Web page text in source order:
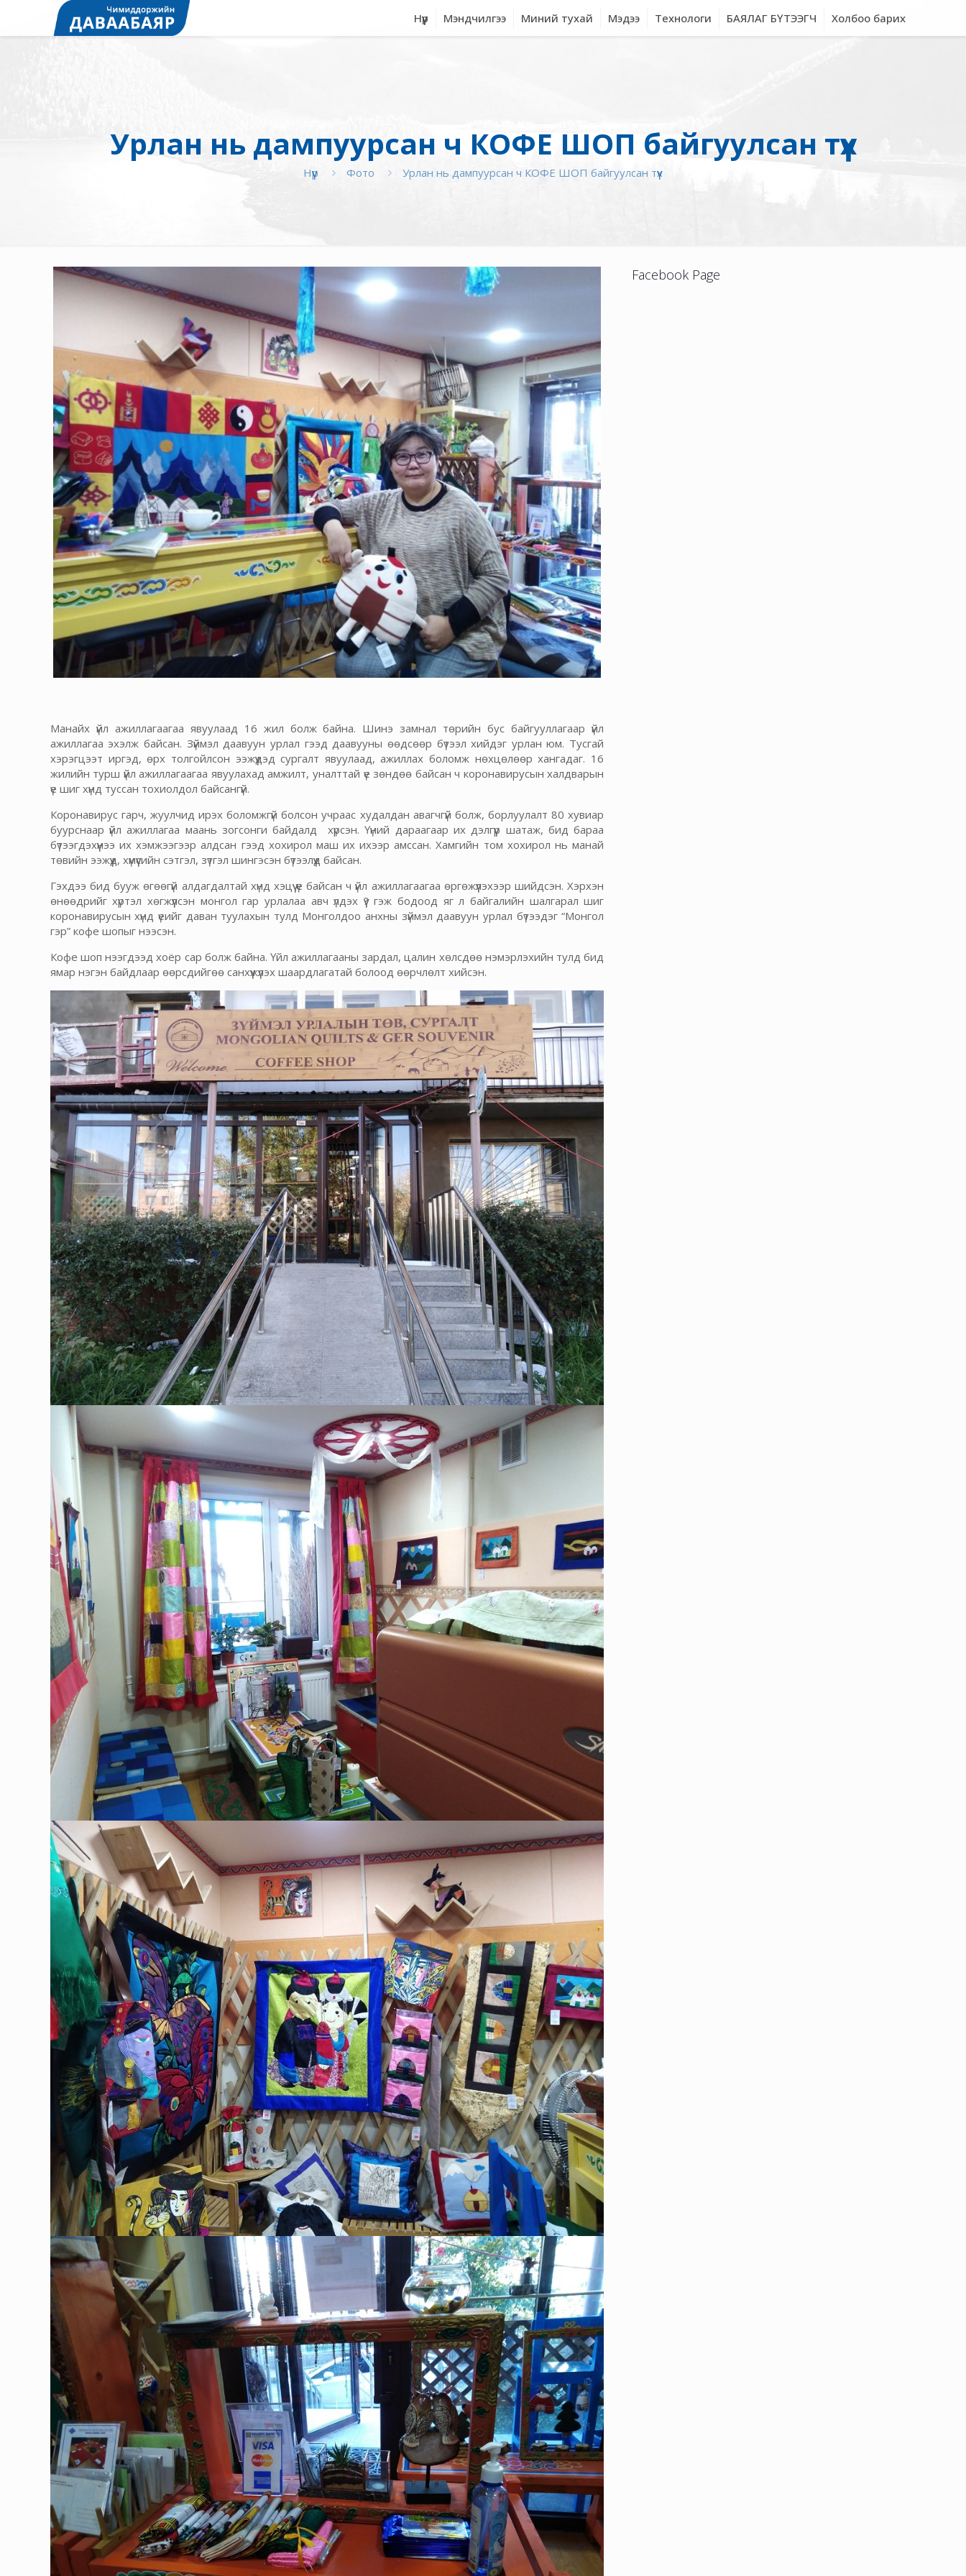
Нүүр Мэндчилгээ Миний тухай Мэдээ Технологи БАЯЛАГ БҮТЭЭГЧ Холбоо барих
Урлан нь дампуурсан ч КОФЕ ШОП байгуулсан түүх
Нүүр Фото Урлан нь дампуурсан ч КОФЕ ШОП байгуулсан түүх
Манайх үйл ажиллагаагаа явуулаад 16 жил болж байна. Шинэ замнал төрийн бус байгууллагаар үйл
ажиллагаа эхэлж байсан. Зүймэл даавуун урлал гээд даавууны өөдсөөр бүтээл хийдэг урлан юм. Тусгай
хэрэгцээт иргэд, өрх толгойлсон ээжүүдэд сургалт явуулаад, ажиллах боломж нөхцөлөөр хангадаг. 16
жилийн турш үйл ажиллагаагаа явуулахад амжилт, уналттай үе зөндөө байсан ч коронавирусын халдварын
үе шиг хүнд туссан тохиолдол байсангүй.
Коронавирус гарч, жуулчид ирэх боломжгүй болсон учраас худалдан авагчгүй болж, борлуулалт 80 хувиар
буурснаар үйл ажиллагаа маань зогсонги байдалд хүрсэн. Үүний дараагаар их дэлгүүр шатаж, бид бараа
бүтээгдэхүүнээ их хэмжээгээр алдсан гээд хохирол маш их ихээр амссан. Хамгийн том хохирол нь манай
төвийн ээжүүд, хүмүүсийн сэтгэл, зүтгэл шингэсэн бүтээлүүд байсан.
Гэхдээ бид бууж өгөөгүй алдагдалтай хүнд хэцүү үе байсан ч үйл ажиллагаагаа өргөжүүлэхээр шийдсэн. Хэрхэн
өнөөдрийг хүртэл хөгжүүлсэн монгол гар урлалаа авч үлдэх үү? гэж бодоод яг л байгалийн шалгарал шиг
коронавирусын хүнд үеийг даван туулахын тулд Монголдоо анхны зүймэл даавуун урлал бүтээдэг “Монгол
гэр” кофе шопыг нээсэн.
Кофе шоп нээгдээд хоёр сар болж байна. Үйл ажиллагааны зардал, цалин хөлсдөө нэмэрлэхийн тулд бид
ямар нэгэн байдлаар өөрсдийгөө санхүүжүүлэх шаардлагатай болоод өөрчлөлт хийсэн.
Facebook Page